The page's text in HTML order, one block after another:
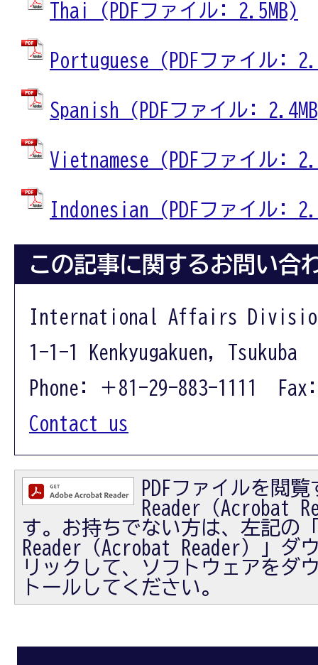
Thai (PDFファイル: 2.5MB)
Portuguese (PDFファイル:
Spanish (PDFファイル:
Vietnamese (PDFファイル:
Indonesian (PDFファイル:
この記事に関するお問い合
International Affairs
1-1-1 Kenkyugakuen, Tsukuba
Phone: ＋81-29-883-1111
Contact us
PDFファイルを閲
Reader（Acrobat
す。お持ちでない方は、左記の
Reader（Acrobat Reader）」ダ
リックして、ソフトウェアをダ
トールしてください。